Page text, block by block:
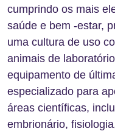
cumprindo os mais
saúde e bem -estar,
uma cultura de uso
animais de
equipamento de
especializado para
áreas científicas,
embrionário,